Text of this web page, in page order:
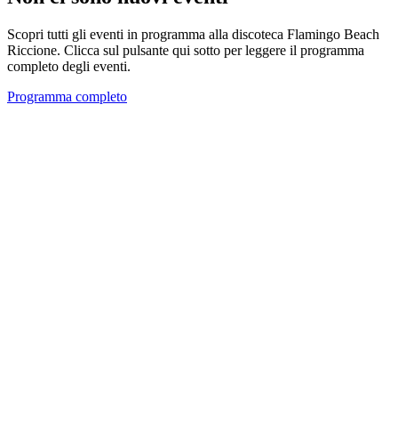
Scopri tutti gli eventi in programma alla discoteca Flamingo Beach
Riccione. Clicca sul pulsante qui sotto per leggere il programma
completo degli eventi.
Programma completo